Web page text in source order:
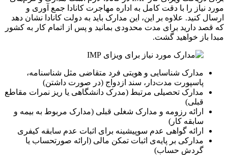
مورد نیاز را با دقت کامل به اداره مهاجرت کانادا جمع آوری و
ارسال کنید. علاوه بر این، این مدارک باید به دولت کانادا نشان دهد
که قصد دارید برای مدت محدودی بمانید و پس از اتمام کار به کشور
مبدا باز خواهید گشت.
مدارک شناسایی و هویتی فرد متقاضی مثل شناسنامه،
پاسپورت مدت‌دار، سند ازدواج (در صورت داشتن)
مدارک تحصیلی مرتبط (مدرک دانشگاهی یا ریز نمرات مقاطع
قبلی)
ارائه رزومه و مدارک شغلی قبلی (مدارک مربوط به بیمه و
سابقه کار)
ارائه گواهی عدم سوپیشینه برای اثبات عدم سابقه کیفری
مدارکی بر پایه‎‌ی اثبات تمکن مالی (ارائه صورتحساب یا
گردش حساب)